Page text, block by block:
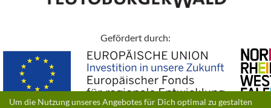
Gefördert durch:
Um die Nutzung unseres Angebotes für Dich optimal zu gestalten